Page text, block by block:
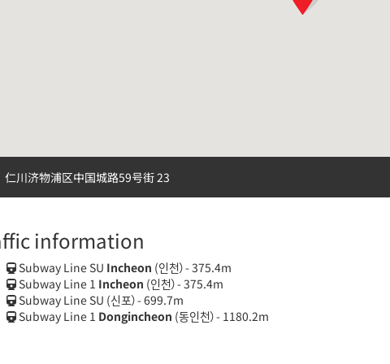
仁川济物浦区中国城路59号街 23
information
Subway Line SU Incheon (인천）- 375.4m
Subway Line 1 Incheon (인천）- 375.4m
Subway Line SU (신포）- 699.7m
Subway Line 1 Dongincheon (동인천）- 1180.2m